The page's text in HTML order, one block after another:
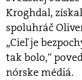
Kroghdal,
spoluhráč
„Cieľ je
tak bolo,“
nórske médiá.